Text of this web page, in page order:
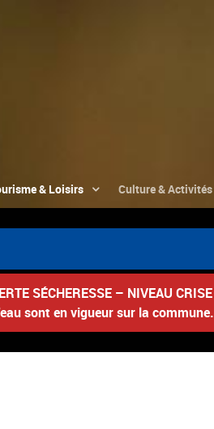
& Loisirs Culture & Activités
SÉCHERESSE – NIVEAU CRISE
sont en vigueur sur la commune.